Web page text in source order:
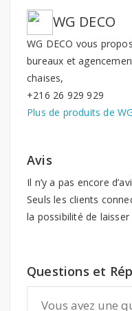
WG DECO
WG DECO vous
bureaux et
chaises,
+216 26 929 929
Plus de produits de
Avis
Il n’y a pas encore
Seuls les clients
la possibilité de laisser
Questions et